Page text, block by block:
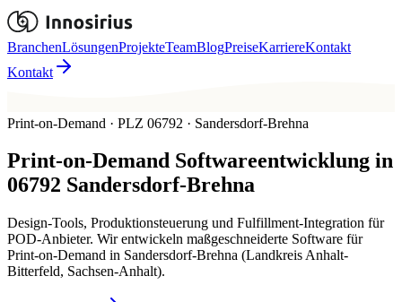
BranchenLösungenProjekteTeamBlogPreiseKarriereKontakt
Kontakt
Print-on-Demand · PLZ 06792 · Sandersdorf-Brehna
Print-on-Demand Softwareentwicklung in
06792 Sandersdorf-Brehna
Design-Tools, Produktionsteuerung und Fulfillment-Integration für
POD-Anbieter. Wir entwickeln maßgeschneiderte Software für
Print-on-Demand in Sandersdorf-Brehna (Landkreis Anhalt-
Bitterfeld, Sachsen-Anhalt).